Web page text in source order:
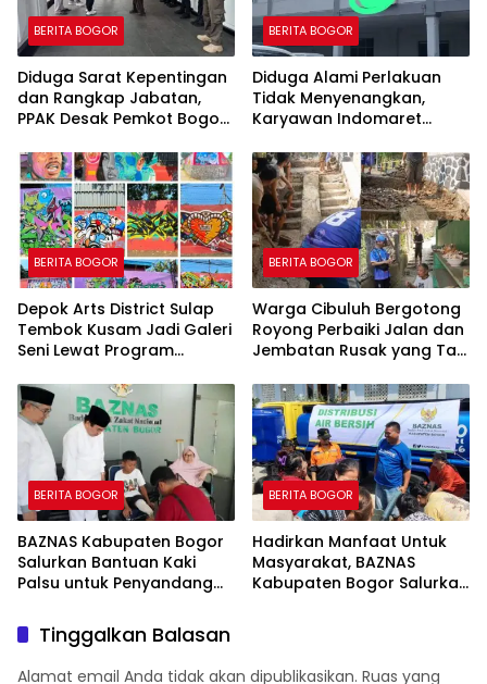
BERITA BOGOR
Diduga Sarat Kepentingan
dan Rangkap Jabatan,
PPAK Desak Pemkot Bogor
Kabag Kesra
BERITA BOGOR
Diduga Alami Perlakuan
Tidak Menyenangkan,
Karyawan Indomaret
Dipermalukan di Hadapan
Rekan Kerja
BERITA BOGOR
Depok Arts District Sulap
Tembok Kusam Jadi Galeri
Seni Lewat Program
BERITA BOGOR
Warga Cibuluh Bergotong
Royong Perbaiki Jalan dan
Jembatan Rusak yang Tak
BERITA BOGOR
BAZNAS Kabupaten Bogor
Salurkan Bantuan Kaki
Palsu untuk Penyandang
Kepedulian dalam
Program “Bogor Peduli”
BERITA BOGOR
Hadirkan Manfaat Untuk
Masyarakat, BAZNAS
Kabupaten Bogor Salurkan
Tinggalkan Balasan
Alamat email Anda tidak akan dipublikasikan. Ruas yang